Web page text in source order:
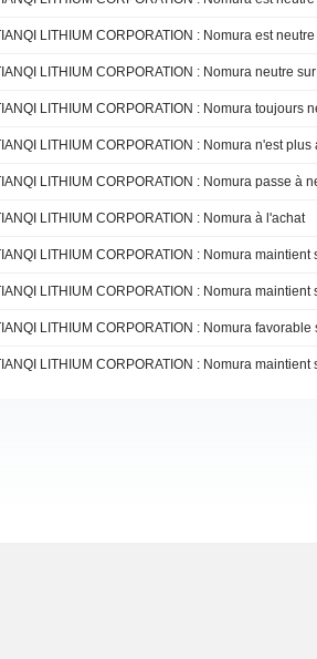
LITHIUM CORPORATION : Nomura est neutre
LITHIUM CORPORATION : Nomura neutre
LITHIUM CORPORATION : Nomura toujours
LITHIUM CORPORATION : Nomura n'est plus
LITHIUM CORPORATION : Nomura passe à
LITHIUM CORPORATION : Nomura à l'achat
LITHIUM CORPORATION : Nomura
LITHIUM CORPORATION : Nomura